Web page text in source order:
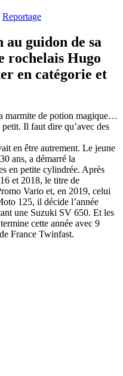
Reportage
au guidon de sa
rochelais Hugo
en catégorie et
marmite de potion magique…
Il faut dire qu’avec des
en être autrement. Le jeune
ans, a démarré la
en petite cylindrée. Après
et 2018, le titre de
Vario et, en 2019, celui
125, il décide l’année
une Suzuki SV 650. Et les
cette année avec 9
France Twinfast.